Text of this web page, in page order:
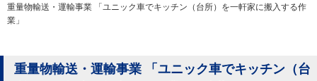
重量物輸送・運輸事業 「ユニック車でキッチン（台所）を一軒家に搬入する作
業」
重量物輸送・運輸事業 「ユニック車でキッチン（台